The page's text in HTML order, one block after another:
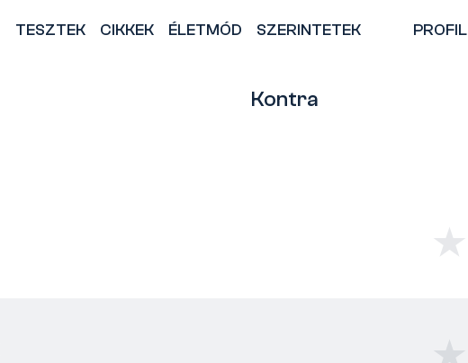
TESZTEK CIKKEK ÉLETMÓD SZERINTETEK PROFIL
Kontra